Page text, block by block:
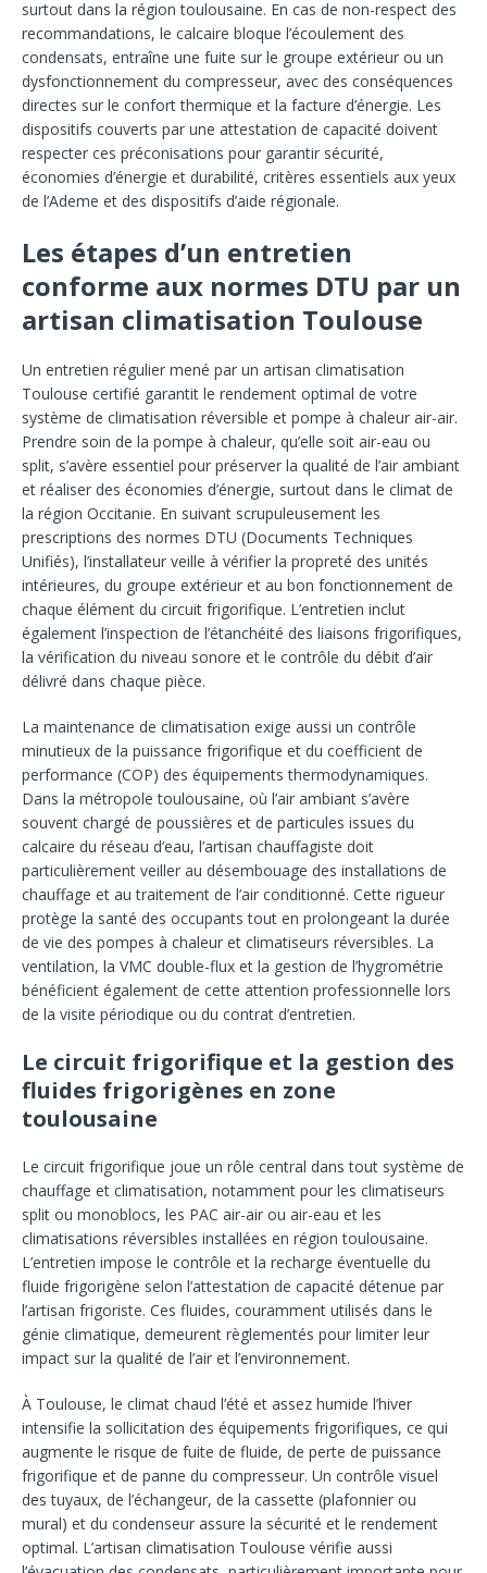
surtout dans la région toulousaine. En cas de non-respect des
recommandations, le calcaire bloque l’écoulement des
condensats, entraîne une fuite sur le groupe extérieur ou un
dysfonctionnement du compresseur, avec des conséquences
directes sur le confort thermique et la facture d’énergie. Les
dispositifs couverts par une attestation de capacité doivent
respecter ces préconisations pour garantir sécurité,
économies d’énergie et durabilité, critères essentiels aux yeux
de l’Ademe et des dispositifs d’aide régionale.
Les étapes d’un entretien
conforme aux normes DTU par un
artisan climatisation Toulouse
Un entretien régulier mené par un artisan climatisation
Toulouse certifié garantit le rendement optimal de votre
système de climatisation réversible et pompe à chaleur air-air.
Prendre soin de la pompe à chaleur, qu’elle soit air-eau ou
split, s’avère essentiel pour préserver la qualité de l’air ambiant
et réaliser des économies d’énergie, surtout dans le climat de
la région Occitanie. En suivant scrupuleusement les
prescriptions des normes DTU (Documents Techniques
Unifiés), l’installateur veille à vérifier la propreté des unités
intérieures, du groupe extérieur et au bon fonctionnement de
chaque élément du circuit frigorifique. L’entretien inclut
également l’inspection de l’étanchéité des liaisons frigorifiques,
la vérification du niveau sonore et le contrôle du débit d’air
délivré dans chaque pièce.
La maintenance de climatisation exige aussi un contrôle
minutieux de la puissance frigorifique et du coefficient de
performance (COP) des équipements thermodynamiques.
Dans la métropole toulousaine, où l’air ambiant s’avère
souvent chargé de poussières et de particules issues du
calcaire du réseau d’eau, l’artisan chauffagiste doit
particulièrement veiller au désembouage des installations de
chauffage et au traitement de l’air conditionné. Cette rigueur
protège la santé des occupants tout en prolongeant la durée
de vie des pompes à chaleur et climatiseurs réversibles. La
ventilation, la VMC double-flux et la gestion de l’hygrométrie
bénéficient également de cette attention professionnelle lors
de la visite périodique ou du contrat d’entretien.
Le circuit frigorifique et la gestion des
fluides frigorigènes en zone
toulousaine
Le circuit frigorifique joue un rôle central dans tout système de
chauffage et climatisation, notamment pour les climatiseurs
split ou monoblocs, les PAC air-air ou air-eau et les
climatisations réversibles installées en région toulousaine.
L’entretien impose le contrôle et la recharge éventuelle du
fluide frigorigène selon l’attestation de capacité détenue par
l’artisan frigoriste. Ces fluides, couramment utilisés dans le
génie climatique, demeurent règlementés pour limiter leur
impact sur la qualité de l’air et l’environnement.
À Toulouse, le climat chaud l’été et assez humide l’hiver
intensifie la sollicitation des équipements frigorifiques, ce qui
augmente le risque de fuite de fluide, de perte de puissance
frigorifique et de panne du compresseur. Un contrôle visuel
des tuyaux, de l’échangeur, de la cassette (plafonnier ou
mural) et du condenseur assure la sécurité et le rendement
optimal. L’artisan climatisation Toulouse vérifie aussi